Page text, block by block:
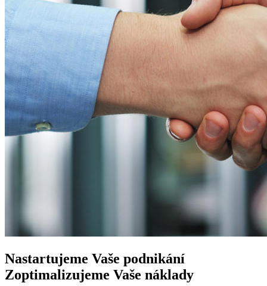
Nastartujeme Vaše podnikání
Zoptimalizujeme Vaše náklady